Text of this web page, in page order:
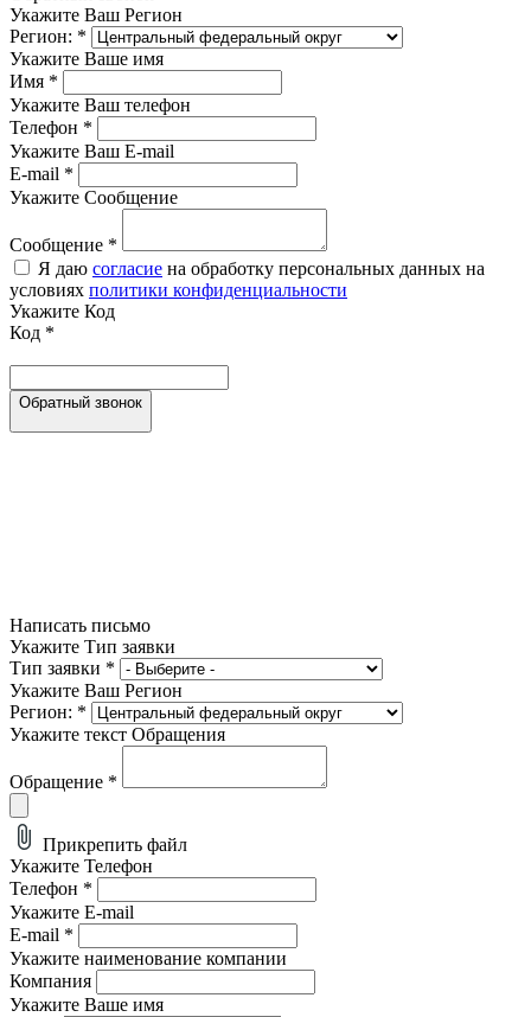
Укажите Ваш Регион
Регион: *
Укажите Ваше имя
Имя *
Укажите Ваш телефон
Телефон *
Укажите Ваш E-mail
E-mail *
Укажите Сообщение
Сообщение *
Я даю согласие на обработку персональных данных на
условиях политики конфиденциальности
Укажите Код
Код *
Обратный звонок
Написать письмо
Укажите Тип заявки
Тип заявки *
Укажите Ваш Регион
Регион: *
Укажите текст Обращения
Обращение *
Прикрепить файл
Укажите Телефон
Телефон *
Укажите E-mail
E-mail *
Укажите наименование компании
Компания
Укажите Ваше имя